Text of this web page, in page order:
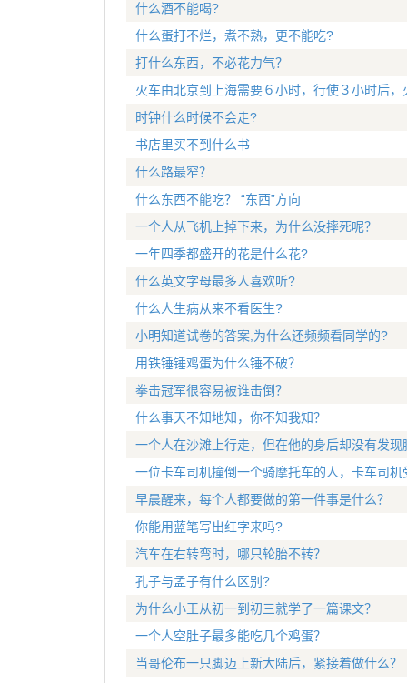
什么酒不能喝?
什么蛋打不烂，煮不熟，更不能吃?
打什么东西，不必花力气？
火车由北京到上海需要６小时，行使３小时后
时钟什么时候不会走?
书店里买不到什么书
什么路最窄？
什么东西不能吃？ “东西”方向
一个人从飞机上掉下来，为什么没摔死呢？
一年四季都盛开的花是什么花?
什么英文字母最多人喜欢听?
什么人生病从来不看医生?
小明知道试卷的答案,为什么还频频看同学的?
用铁锤锤鸡蛋为什么锤不破？
拳击冠军很容易被谁击倒？
什么事天不知地知，你不知我知？
一个人在沙滩上行走，但在他的身后却没有发现
一位卡车司机撞倒一个骑摩托车的人，卡车司
早晨醒来，每个人都要做的第一件事是什么？
你能用蓝笔写出红字来吗?
汽车在右转弯时，哪只轮胎不转？
孔子与孟子有什么区别?
为什么小王从初一到初三就学了一篇课文？
一个人空肚子最多能吃几个鸡蛋？
当哥伦布一只脚迈上新大陆后，紧接着做什么？